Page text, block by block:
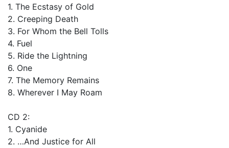
1. The Ecstasy of Gold
2. Creeping Death
3. For Whom the Bell Tolls
4. Fuel
5. Ride the Lightning
6. One
7. The Memory Remains
8. Wherever I May Roam
CD 2:
1. Cyanide
2. …And Justice for All